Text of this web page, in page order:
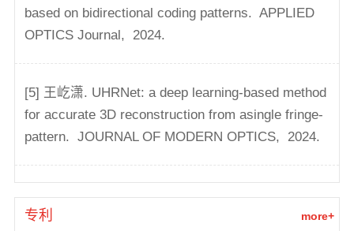
based on bidirectional coding patterns. APPLIED
OPTICS Journal,
2024.
[5] 王屹潇. UHRNet: a deep learning-based method
for accurate 3D reconstruction from asingle fringe-
pattern. JOURNAL OF MODERN OPTICS, 2024.
专利 more+